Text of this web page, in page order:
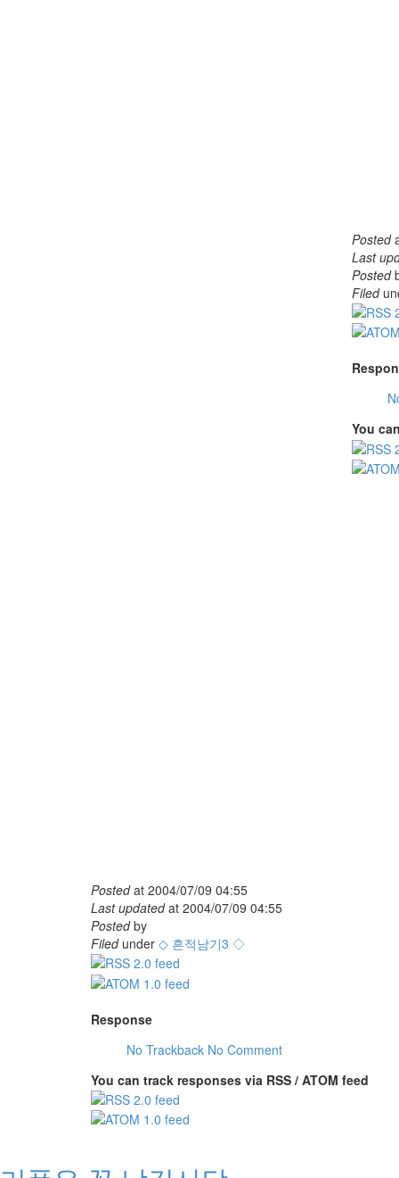
Posted
Last
Posted
Filed
You
Postedat 2004/07/09 04:55
Last updatedat 2004/07/09 04:55
Postedby
Filedunder ◇ 흔적남기3 ◇
Response
No Trackback No Comment
You can track responses via RSS / ATOM feed